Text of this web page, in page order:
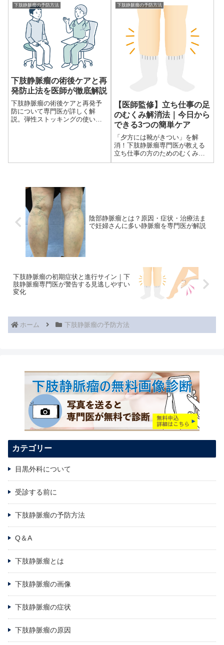
間1,000例以上の治療実績を持
つ、目黒外科院長・齋藤陽医師
（医療法人社団トリプルウィ
下肢静脈瘤の予防方法
下肢静脈瘤の術後ケアと再
発防止法を医師が徹底解説
下肢静脈瘤の術後ケアと再発予
防について専門医が詳しく解
説。弾性ストッキングの使い方
下肢静脈瘤の予防方法
【医師監修】立ち仕事の足
のむくみ解消法｜今日から
できる3つの簡単ケア
「夕方には靴がきつい」を解
消！下肢静脈瘤専門医が教える
立ち仕事の方のためのむくみ対
策完全ガイド【立ち仕事で足の
陰部静脈瘤とは？原因・症状・治療法ま
で妊婦さんに多い静脈瘤を専門医が解説
下肢静脈瘤の初期症状と進行サイン｜下
肢静脈瘤専門医が警告する見逃しやすい
変化
ホーム 下肢静脈瘤の予防方法
カテゴリー
目黒外科について
受診する前に
下肢静脈瘤の予防方法
Q＆A
下肢静脈瘤とは
下肢静脈瘤の画像
下肢静脈瘤の症状
下肢静脈瘤の原因